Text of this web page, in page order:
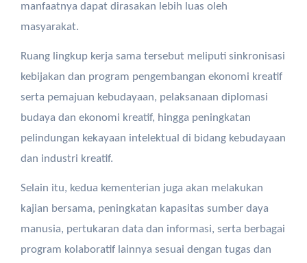
manfaatnya dapat dirasakan lebih luas oleh
masyarakat.
Ruang lingkup kerja sama tersebut meliputi sinkronisasi
kebijakan dan program pengembangan ekonomi kreatif
serta pemajuan kebudayaan, pelaksanaan diplomasi
budaya dan ekonomi kreatif, hingga peningkatan
pelindungan kekayaan intelektual di bidang kebudayaan
dan industri kreatif.
Selain itu, kedua kementerian juga akan melakukan
kajian bersama, peningkatan kapasitas sumber daya
manusia, pertukaran data dan informasi, serta berbagai
program kolaboratif lainnya sesuai dengan tugas dan